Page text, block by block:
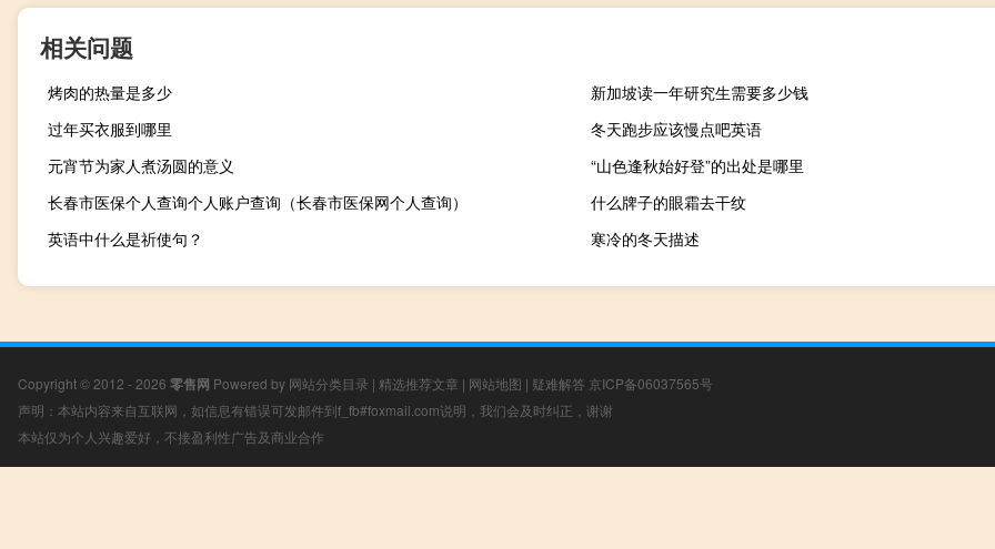
相关问题
烤肉的热量是多少
新加坡读一年研究生需要多少钱
过年买衣服到哪里
冬天跑步应该慢点吧英语
元宵节为家人煮汤圆的意义
“山色逢秋始好登”的出处是哪里
长春市医保个人查询个人账户查询（长春市医保网个人查询）
什么牌子的眼霜去干纹
英语中什么是祈使句？
寒冷的冬天描述
Copyright © 2012 - 2026 零售网 Powered by 网站分类目录 | 精选推荐文章 | 网站地图 | 疑难解答 京ICP备06037565号
声明：本站内容来自互联网，如信息有错误可发邮件到f_fb#foxmail.com说明，我们会及时纠正，谢谢
本站仅为个人兴趣爱好，不接盈利性广告及商业合作